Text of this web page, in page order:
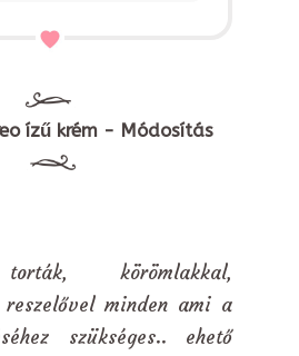
ízű krém - Módosítás
körömlakkal,
minden ami a
szükséges.. ehető